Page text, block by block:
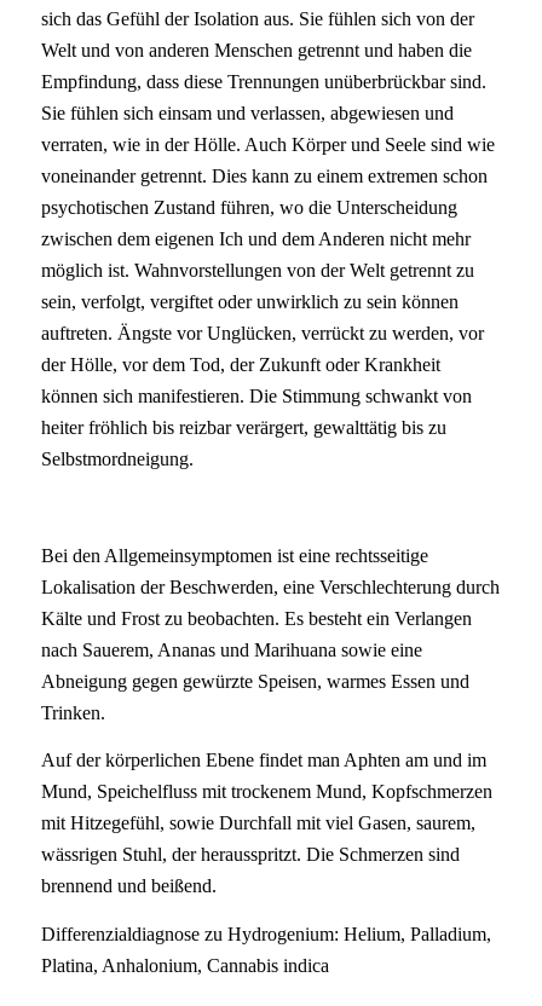
sich das Gefühl der Isolation aus. Sie fühlen sich von der
Welt und von anderen Menschen getrennt und haben die
Empfindung, dass diese Trennungen unüberbrückbar sind.
Sie fühlen sich einsam und verlassen, abgewiesen und
verraten, wie in der Hölle. Auch Körper und Seele sind wie
voneinander getrennt. Dies kann zu einem extremen schon
psychotischen Zustand führen, wo die Unterscheidung
zwischen dem eigenen Ich und dem Anderen nicht mehr
möglich ist. Wahnvorstellungen von der Welt getrennt zu
sein, verfolgt, vergiftet oder unwirklich zu sein können
auftreten. Ängste vor Unglücken, verrückt zu werden, vor
der Hölle, vor dem Tod, der Zukunft oder Krankheit
können sich manifestieren. Die Stimmung schwankt von
heiter fröhlich bis reizbar verärgert, gewalttätig bis zu
Selbstmordneigung.
Bei den Allgemeinsymptomen ist eine rechtsseitige
Lokalisation der Beschwerden, eine Verschlechterung durch
Kälte und Frost zu beobachten. Es besteht ein Verlangen
nach Sauerem, Ananas und Marihuana sowie eine
Abneigung gegen gewürzte Speisen, warmes Essen und
Trinken.
Auf der körperlichen Ebene findet man Aphten am und im
Mund, Speichelfluss mit trockenem Mund, Kopfschmerzen
mit Hitzegefühl, sowie Durchfall mit viel Gasen, saurem,
wässrigen Stuhl, der herausspritzt. Die Schmerzen sind
brennend und beißend.
Differenzialdiagnose zu Hydrogenium: Helium, Palladium,
Platina, Anhalonium, Cannabis indica